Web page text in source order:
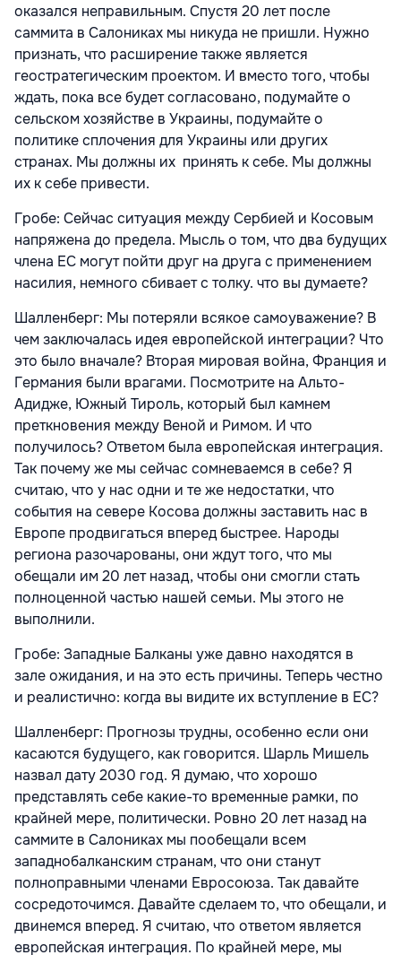
оказался неправильным. Спустя 20 лет после
саммита в Салониках мы никуда не пришли. Нужно
признать, что расширение также является
геостратегическим проектом. И вместо того, чтобы
ждать, пока все будет согласовано, подумайте о
сельском хозяйстве в Украины, подумайте о
политике сплочения для Украины или других
странах. Мы должны их принять к себе. Мы должны
их к себе привести.
Гробе: Сейчас ситуация между Сербией и Косовым
напряжена до предела. Мысль о том, что два будущих
члена ЕС могут пойти друг на друга с применением
насилия, немного сбивает с толку. что вы думаете?
Шалленберг: Мы потеряли всякое самоуважение? В
чем заключалась идея европейской интеграции? Что
это было вначале? Вторая мировая война, Франция и
Германия были врагами. Посмотрите на Альто-
Адидже, Южный Тироль, который был камнем
преткновения между Веной и Римом. И что
получилось? Ответом была европейская интеграция.
Так почему же мы сейчас сомневаемся в себе? Я
считаю, что у нас одни и те же недостатки, что
события на севере Косова должны заставить нас в
Европе продвигаться вперед быстрее. Народы
региона разочарованы, они ждут того, что мы
обещали им 20 лет назад, чтобы они смогли стать
полноценной частью нашей семьи. Мы этого не
выполнили.
Гробе: Западные Балканы уже давно находятся в
зале ожидания, и на это есть причины. Теперь честно
и реалистично: когда вы видите их вступление в ЕС?
Шалленберг: Прогнозы трудны, особенно если они
касаются будущего, как говорится. Шарль Мишель
назвал дату 2030 год. Я думаю, что хорошо
представлять себе какие-то временные рамки, по
крайней мере, политически. Ровно 20 лет назад на
саммите в Салониках мы пообещали всем
западнобалканским странам, что они станут
полноправными членами Евросоюза. Так давайте
сосредоточимся. Давайте сделаем то, что обещали, и
двинемся вперед. Я считаю, что ответом является
европейская интеграция. По крайней мере, мы